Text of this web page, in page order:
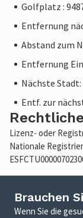
Golfplatz :
Entfernung
Abstand zum
Entfernung
Nächste Stadt:
Entf. zur
Lizenz- oder
Nationale
Brauchen
Wenn Sie die